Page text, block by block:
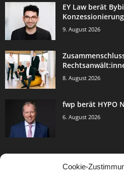
Cookie-
EY Law berät
9. August 2026
8. August 2026
fwp berät HYPO
6. August 2026